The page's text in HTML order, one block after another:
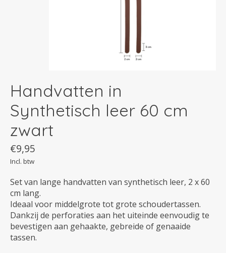
Handvatten in
Synthetisch leer 60 cm
zwart
€9,95
Incl. btw
Set van lange handvatten van synthetisch leer, 2 x 60
cm lang.
Ideaal voor middelgrote tot grote schoudertassen.
Dankzij de perforaties aan het uiteinde eenvoudig te
bevestigen aan gehaakte, gebreide of genaaide
tassen.